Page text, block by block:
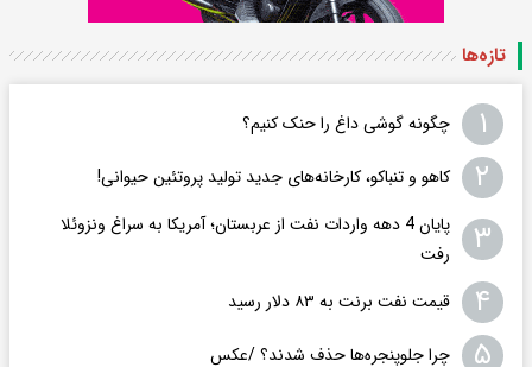
تازه‌ها
۱ چگونه گوشی داغ را حنک کنیم؟
۲ کاهو و تنباکو، کارخانه‌های جدید تولید پروتئین حیوانی!
۳
پایان 4 دهه واردات نفت از عربستان؛ آمریکا به سراغ ونزوئلا
رفت
۴ قیمت نفت برنت به ۸۳ دلار رسید
۵ چرا جلوپنجره‌ها حذف شدند؟ /عکس